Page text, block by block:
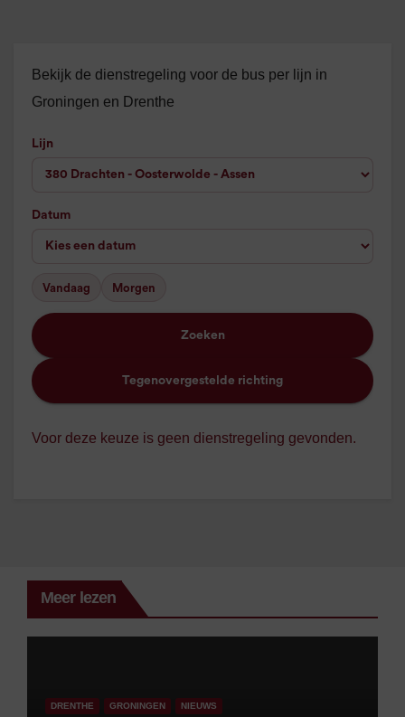
Bekijk de dienstregeling voor de bus per lijn in
Groningen en Drenthe
Lijn
Datum
Vandaag Morgen
Zoeken
Tegenovergestelde richting
Voor deze keuze is geen dienstregeling gevonden.
Meer lezen
DRENTHE GRONINGEN NIEUWS